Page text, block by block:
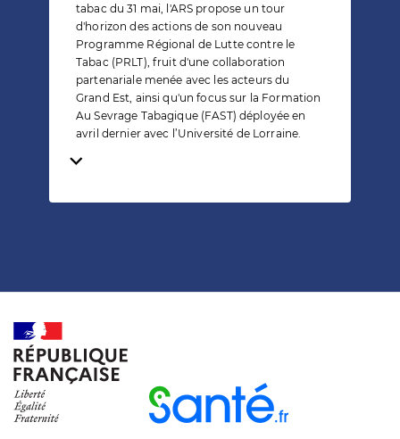
tabac du 31 mai, l'ARS propose un tour
d'horizon des actions de son nouveau
Programme Régional de Lutte contre le
Tabac (PRLT), fruit d'une collaboration
partenariale menée avec les acteurs du
Grand Est, ainsi qu'un focus sur la Formation
Au Sevrage Tabagique (FAST) déployée en
avril dernier avec l’Université de Lorraine.
Temps de lecture